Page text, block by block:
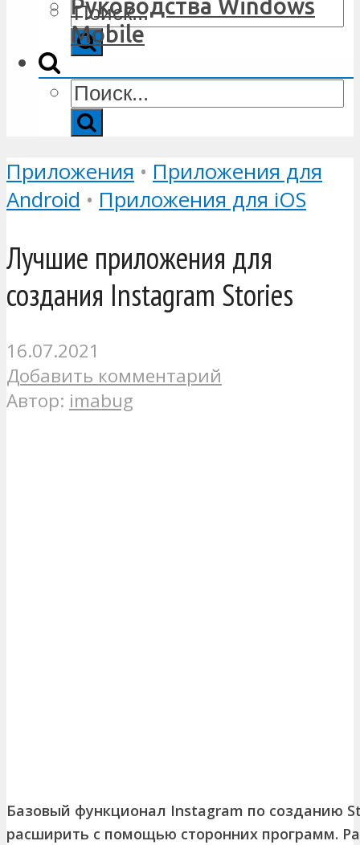
Руководства Windows
Mobile
Приложения • Приложения для
Android • Приложения для iOS
Лучшие приложения для
создания Instagram Stories
16.07.2021
Добавить комментарий
Автор: imabug
Базовый функционал Instagram по созданию
расширить с помощью сторонних программ.